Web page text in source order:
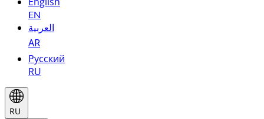
EN
العربية
AR
Русский
RU
RU